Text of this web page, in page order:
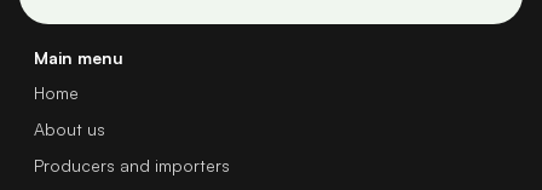
Main menu
Home
About us
Producers and importers